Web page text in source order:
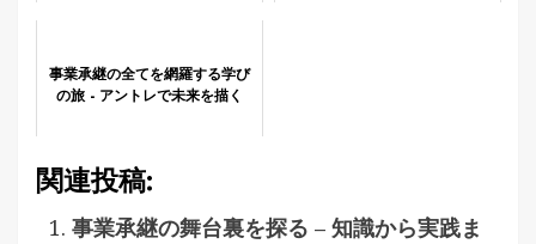
事業承継の全てを網羅する学び
の旅 - アントレで未来を描く
関連投稿:
事業承継の舞台裏を探る – 知識から実践ま